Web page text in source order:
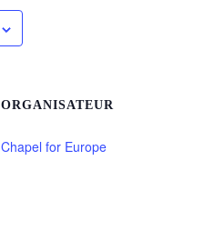
ORGANISATEUR
Chapel for Europe